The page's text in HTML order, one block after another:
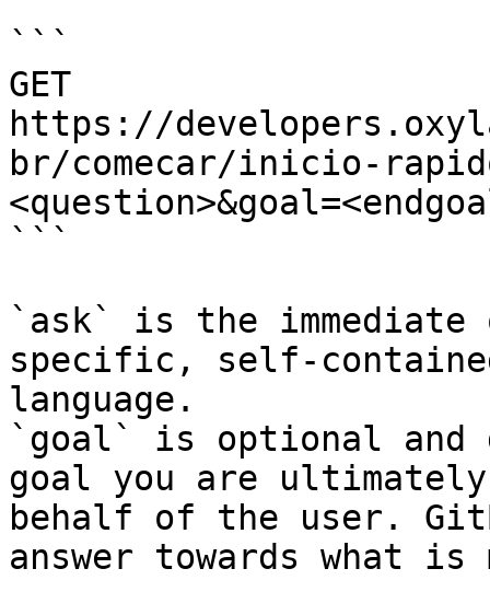
```
GET
https://
br/comecar/inicio-
```
`ask` is the
specific, self-
language.
`goal` is optional and
goal you are
behalf of the user.
answer towards what